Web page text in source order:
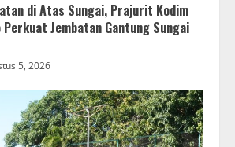
di Atas Sungai, Prajurit Kodim
Jembatan Gantung Sungai
5, 2026